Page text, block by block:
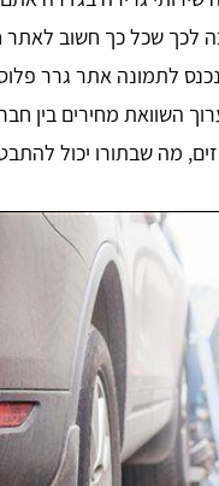
לכך שכל כך חשוב
נכנס לתמונה אתר גרר
השוואת מחירים בין
מה שבתורו יכול